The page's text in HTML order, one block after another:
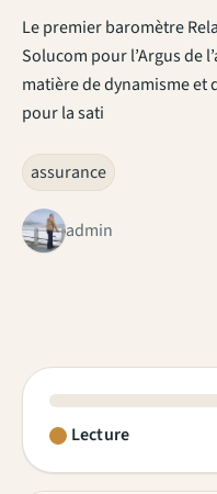
Le premier baromètre
Solucom pour l’Argus de
matière de dynamisme et
pour la sati
assurance
admin
Lecture